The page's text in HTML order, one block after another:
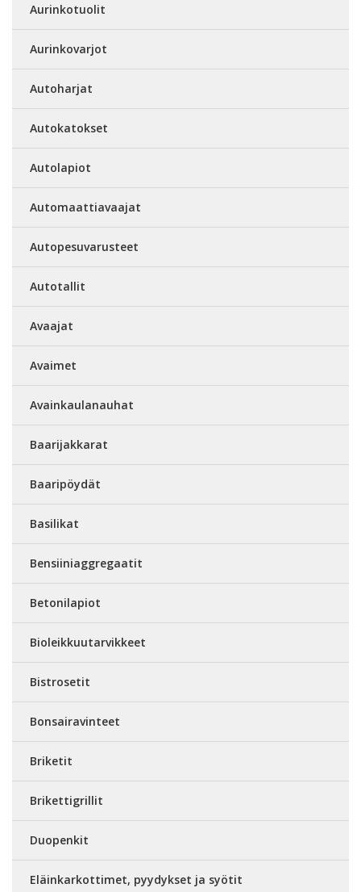
Aurinkotuolit
Aurinkovarjot
Autoharjat
Autokatokset
Autolapiot
Automaattiavaajat
Autopesuvarusteet
Autotallit
Avaajat
Avaimet
Avainkaulanauhat
Baarijakkarat
Baaripöydät
Basilikat
Bensiiniaggregaatit
Betonilapiot
Bioleikkuutarvikkeet
Bistrosetit
Bonsairavinteet
Briketit
Brikettigrillit
Duopenkit
Eläinkarkottimet, pyydykset ja syötit